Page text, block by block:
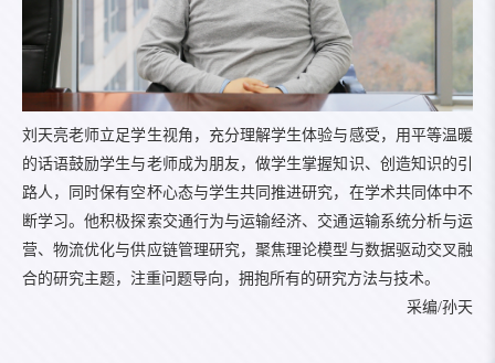
刘天亮老师立足学生视角，充分理解学生体验与感受，用平等温暖
的话语鼓励学生与老师成为朋友，做学生掌握知识、创造知识的引
路人，同时保有空杯心态与学生共同推进研究，在学术共同体中不
断学习。他积极探索交通行为与运输经济、交通运输系统分析与运
营、物流优化与供应链管理研究，聚焦理论模型与数据驱动交叉融
合的研究主题，注重问题导向，拥抱所有的研究方法与技术。
采编/孙天